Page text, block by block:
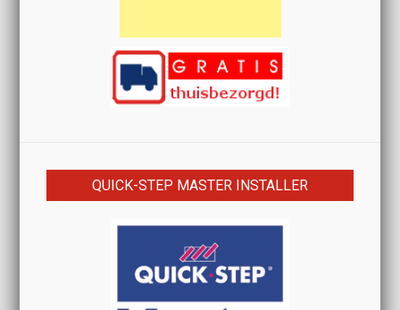
QUICK-STEP MASTER INSTALLER